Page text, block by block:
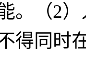
。（2
得同时